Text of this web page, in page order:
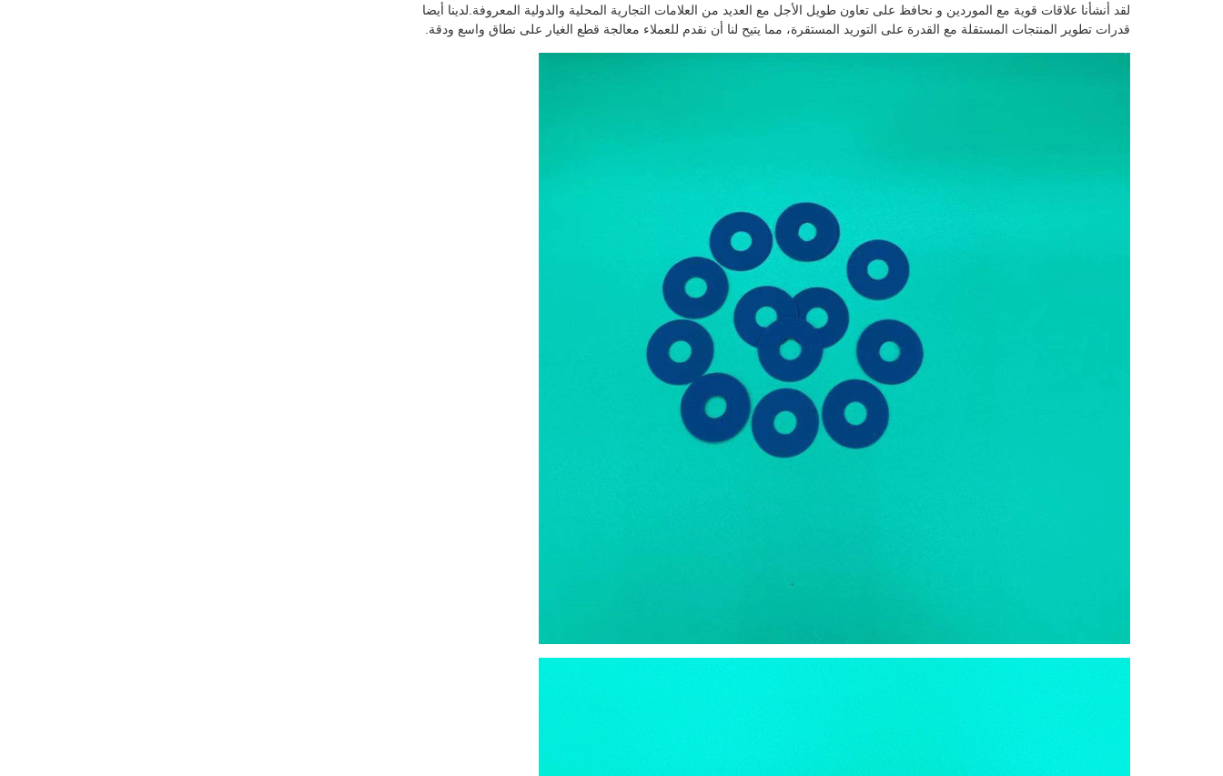
لقد أنشأنا علاقات قوية مع الموردين و نحافظ على تعاون طويل الأجل مع العديد من العلامات التجارية المحلية والدولية المعروفة.لدينا أيضا
قدرات تطوير المنتجات المستقلة مع القدرة على التوريد المستقرة، مما يتيح لنا أن نقدم للعملاء معالجة قطع الغيار على نطاق واسع ودقة.